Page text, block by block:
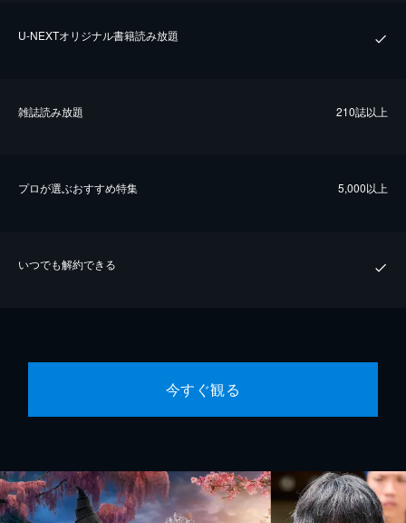
U-NEXTオリジナル書籍読み放題
雑誌読み放題 210誌以上
プロが選ぶおすすめ特集 5,000以上
いつでも解約できる
今すぐ観る